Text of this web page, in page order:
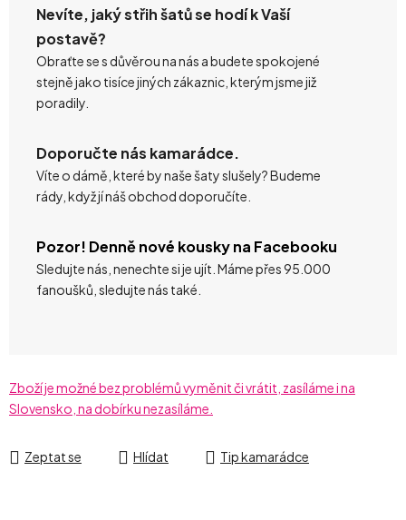
Nevíte, jaký střih šatů se hodí k Vaší
postavě?
Obraťte se s důvěrou na nás a budete spokojené
stejně jako tisíce jiných zákaznic, kterým jsme již
poradily.
Doporučte nás kamarádce.
Víte o dámě, které by naše šaty slušely? Budeme
rády, když jí náš obchod doporučíte.
Pozor! Denně nové kousky na Facebooku
Sledujte nás, nenechte si je ujít. Máme přes 95.000
fanoušků, sledujte nás také.
Zboží je možné bez problémů vyměnit či vrátit, zasíláme i na
Slovensko, na dobírku nezasíláme.
Zeptat se Hlídat Tip kamarádce